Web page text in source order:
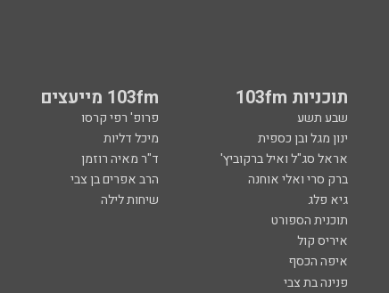
תוכניות 103fm 103fm מייעצים
שבע תשע פרופ' רפי קרסו
ינון מגל ובן כספית
מיכל דליות
אראל סג"ל ואיל ברקוביץ'
ד"ר מאיה רוזמן
ברק סרי ואלי אוחנה
הרב אפרים בן צבי
גיא פלג
שיחות לילה
תוכנית הספורט
איריס קול
איפה הכסף
פנינה בת צבי